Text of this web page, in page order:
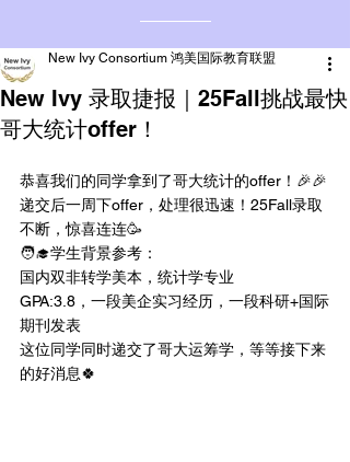
New Ivy 录取捷报｜25Fall挑战最快
哥大统计offer！
New Ivy Consortium 鸿美国际教育联盟
恭喜我们的同学拿到了哥大统计的offer！🎉🎉
递交后一周下offer，处理很迅速！25Fall录取
不断，惊喜连连🥳
🧑‍🎓学生背景参考：
国内双非转学美本，统计学专业
GPA:3.8，一段美企实习经历，一段科研+国际
期刊发表
这位同学同时递交了哥大运筹学，等等接下来
的好消息🍀